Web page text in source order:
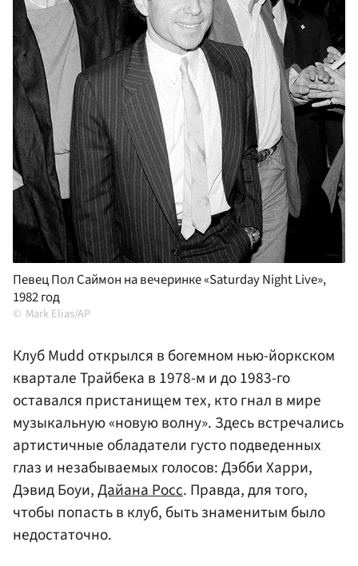
Певец Пол Саймон на вечеринке «Saturday Night Live»,
1982 год
Mark Elias/AP
Клуб Mudd открылся в богемном нью-йоркском
квартале Трайбека в 1978-м и до 1983-го
оставался пристанищем тех, кто гнал в мире
музыкальную «новую волну». Здесь встречались
артистичные обладатели густо подведенных
глаз и незабываемых голосов: Дэбби Харри,
Дэвид Боуи,Дайана Росс. Правда, для того,
чтобы попасть в клуб, быть знаменитым было
недостаточно.